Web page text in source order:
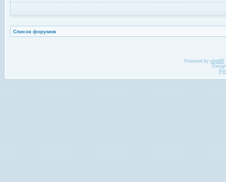
Список форумов
Powered by phpBB